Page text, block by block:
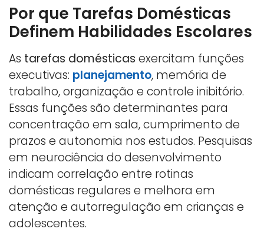
Por que Tarefas Domésticas
Definem Habilidades Escolares
As tarefas domésticas exercitam funções
executivas: planejamento, memória de
trabalho, organização e controle inibitório.
Essas funções são determinantes para
concentração em sala, cumprimento de
prazos e autonomia nos estudos. Pesquisas
em neurociência do desenvolvimento
indicam correlação entre rotinas
domésticas regulares e melhora em
atenção e autorregulação em crianças e
adolescentes.